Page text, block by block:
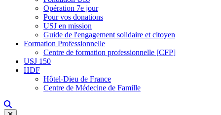
Opération 7e jour
Pour vos donations
USJ en mission
Guide de l'engagement solidaire et citoyen
Formation Professionnelle
Centre de formation professionnelle [CFP]
USJ 150
HDF
Hôtel-Dieu de France
Centre de Médecine de Famille